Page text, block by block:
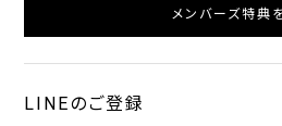
メンバーズ特典
LINEのご登録